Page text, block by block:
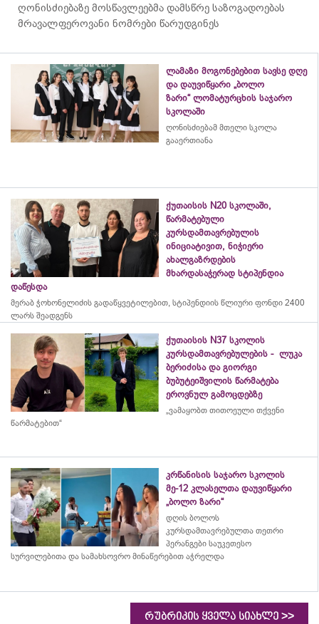
ღონისძიებაზე მოსწავლეებმა დამსწრე საზოგადოებას
მრავალფეროვანი ნომრები წარუდგინეს
ლამაზი მოგონებებით სავსე დღე
და დაუვიწყარი „ბოლო
ზარი“ ლომატურცხის საჯარო
სკოლაში
ღონისძიებამ მთელი სკოლა
გააერთიანა
ქუთაისის N20 სკოლაში,
წარმატებული
კურსდამთავრებულის
ინიციატივით, ნიჭიერი
ახალგაზრდების
მხარდასაჭერად სტიპენდია
დაწესდა
მერაბ ჭოხონელიძის გადაწყვეტილებით, სტიპენდიის წლიური ფონდი 2400
ლარს შეადგენს
ქუთაისის N37 სკოლის
კურსდამთავრებულების - ლუკა
ბერიძისა და გიორგი
ბუბუტეიშვილის წარმატება
ეროვნულ გამოცდებზე
„ვამაყობთ თითოეული თქვენი
წარმატებით“
კრწანისის საჯარო სკოლის
მე-12 კლასელთა დაუვიწყარი
„ბოლო ზარი“
დღის ბოლოს
კურსდამთავრებულთა თეთრი
პერანგები საუკეთესო
სურვილებითა და სამახსოვრო მინაწერებით აჭრელდა
რუბრიკის ყველა სიახლე >>